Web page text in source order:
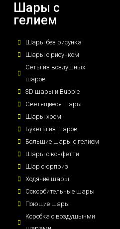
Шары с
гелием
Шары без рисунка
Шары с рисунком
Сеты из воздушных
шаров
3D шары и Bubble
Светящиеся шары
Шары хром
Букеты из шаров
Большие шары с гелием
Шары с конфетти
Шар сюрприз
Ходячие шары
Оскорбительные шары
Поющие шары
Коробка с воздушынми